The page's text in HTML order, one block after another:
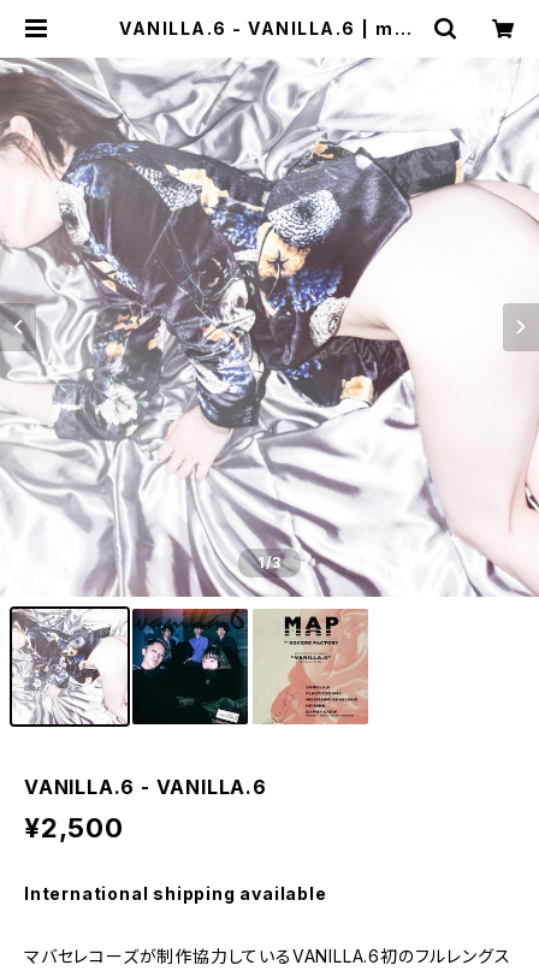
VANILLA.6 - VANILLA.6 | mab
1/3
VANILLA.6 - VANILLA.6
¥2,500
International shipping available
マバセレコーズが制作協力しているVANILLA.6初のフルレングス